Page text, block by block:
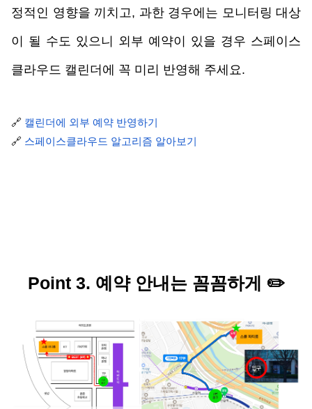
정적인 영향을 끼치고, 과한 경우에는 모니터링 대상
이 될 수도 있으니 외부 예약이 있을 경우 스페이스
클라우드 캘린더에 꼭 미리 반영해 주세요.
🔗 캘린더에 외부 예약 반영하기
🔗 스페이스클라우드 알고리즘 알아보기
Point 3. 예약 안내는 꼼꼼하게 ✏️